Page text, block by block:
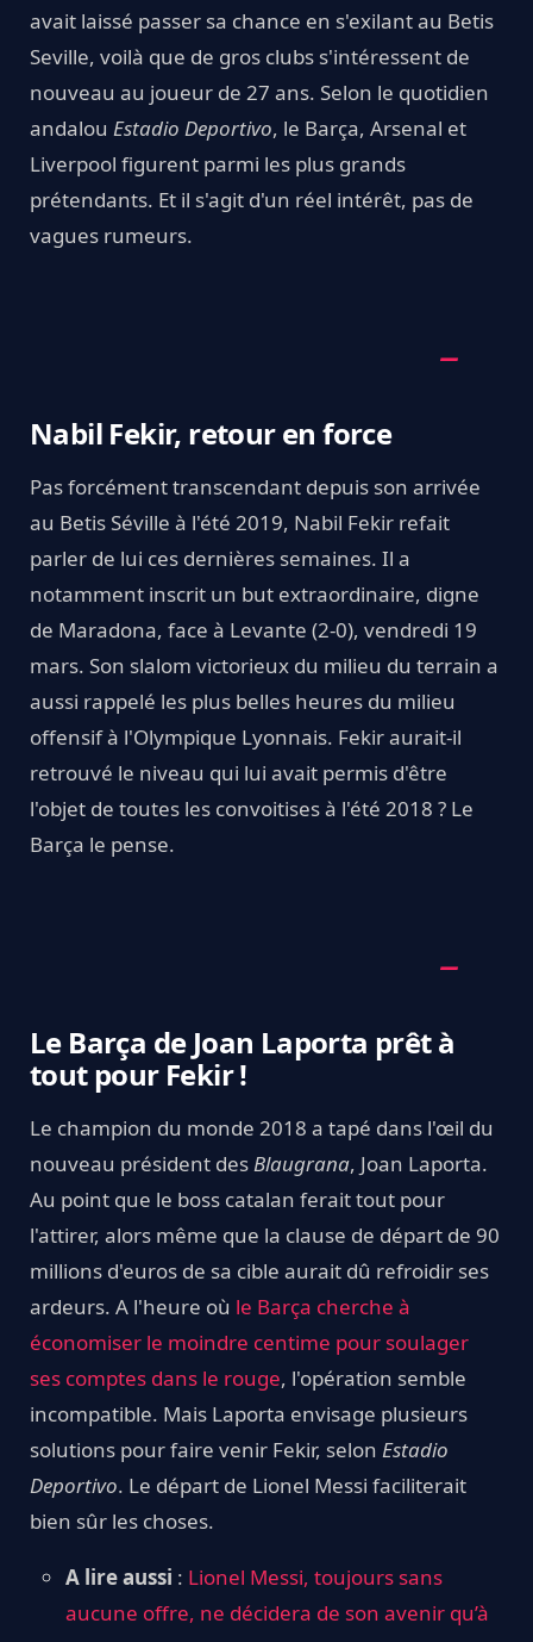
avait laissé passer sa chance en s'exilant au Betis
Seville, voilà que de gros clubs s'intéressent de
nouveau au joueur de 27 ans. Selon le quotidien
andalou Estadio Deportivo, le Barça, Arsenal et
Liverpool figurent parmi les plus grands
prétendants. Et il s'agit d'un réel intérêt, pas de
vagues rumeurs.
Nabil Fekir, retour en force
Pas forcément transcendant depuis son arrivée
au Betis Séville à l'été 2019, Nabil Fekir refait
parler de lui ces dernières semaines. Il a
notamment inscrit un but extraordinaire, digne
de Maradona, face à Levante (2-0), vendredi 19
mars. Son slalom victorieux du milieu du terrain a
aussi rappelé les plus belles heures du milieu
offensif à l'Olympique Lyonnais. Fekir aurait-il
retrouvé le niveau qui lui avait permis d'être
l'objet de toutes les convoitises à l'été 2018 ? Le
Barça le pense.
Le Barça de Joan Laporta prêt à
tout pour Fekir !
Le champion du monde 2018 a tapé dans l'œil du
nouveau président desBlaugrana, Joan Laporta.
Au point que le boss catalan ferait tout pour
l'attirer, alors même que la clause de départ de 90
millions d'euros de sa cible aurait dû refroidir ses
ardeurs. A l'heure où le Barça cherche à
économiser le moindre centime pour soulager
ses comptes dans le rouge, l'opération semble
incompatible. Mais Laporta envisage plusieurs
solutions pour faire venir Fekir, selon Estadio
Deportivo. Le départ de Lionel Messi faciliterait
bien sûr les choses.
A lire aussi : Lionel Messi, toujours sans
aucune offre, ne décidera de son avenir qu’à